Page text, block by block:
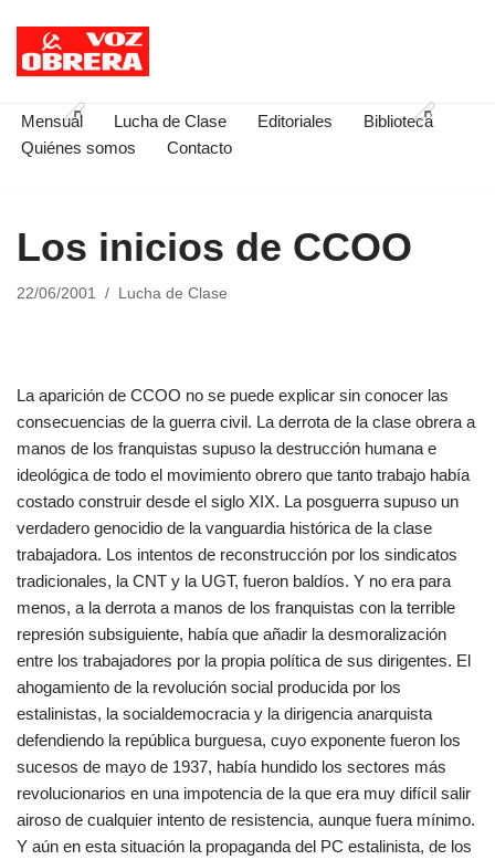
Saltar
contenido
Mensual Lucha de Clase Editoriales
Biblioteca
Quiénes somos
Contacto
Los inicios de CCOO
22/06/2001 Lucha de Clase
La aparición de CCOO no se puede explicar sin conocer las
consecuencias de la guerra civil. La derrota de la clase obrera a
manos de los franquistas supuso la destrucción humana e
ideológica de todo el movimiento obrero que tanto trabajo había
costado construir desde el siglo XIX. La posguerra supuso un
verdadero genocidio de la vanguardia histórica de la clase
trabajadora. Los intentos de reconstrucción por los sindicatos
tradicionales, la CNT y la UGT, fueron baldíos. Y no era para
menos, a la derrota a manos de los franquistas con la terrible
represión subsiguiente, había que añadir la desmoralización
entre los trabajadores por la propia política de sus dirigentes. El
ahogamiento de la revolución social producida por los
estalinistas, la socialdemocracia y la dirigencia anarquista
defendiendo la república burguesa, cuyo exponente fueron los
sucesos de mayo de 1937, había hundido los sectores más
revolucionarios en una impotencia de la que era muy difícil salir
airoso de cualquier intento de resistencia, aunque fuera mínimo.
Y aún en esta situación la propaganda del PC estalinista, de los